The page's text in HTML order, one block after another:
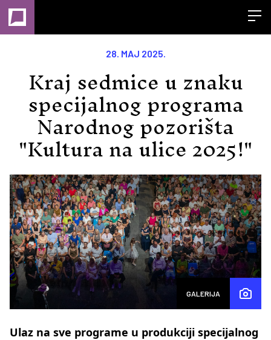
28. MAJ 2025.
Kraj sedmice u znaku
specijalnog programa
Narodnog pozorišta
"Kultura na ulice 2025!"
GALERIJA
Ulaz na sve programe u produkciji specijalnog